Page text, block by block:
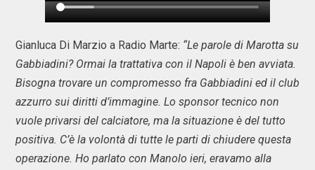
Gianluca Di Marzio a Radio Marte: “Le parole di Marotta su
Gabbiadini? Ormai la trattativa con il Napoli è ben avviata.
Bisogna trovare un compromesso fra Gabbiadini ed il club
azzurro sui diritti d’immagine. Lo sponsor tecnico non
vuole privarsi del calciatore, ma la situazione è del tutto
positiva. C’è la volontà di tutte le parti di chiudere questa
operazione. Ho parlato con Manolo ieri, eravamo alla